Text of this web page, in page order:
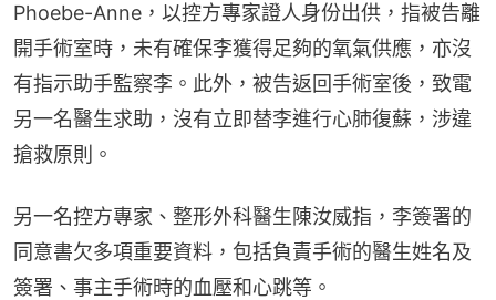
Phoebe-Anne，以控方專家證人身份出供，指被告離
開手術室時，未有確保李獲得足夠的氧氣供應，亦沒
有指示助手監察李。此外，被告返回手術室後，致電
另一名醫生求助，沒有立即替李進行心肺復蘇，涉違
搶救原則。
另一名控方專家、整形外科醫生陳汝威指，李簽署的
同意書欠多項重要資料，包括負責手術的醫生姓名及
簽署、事主手術時的血壓和心跳等。